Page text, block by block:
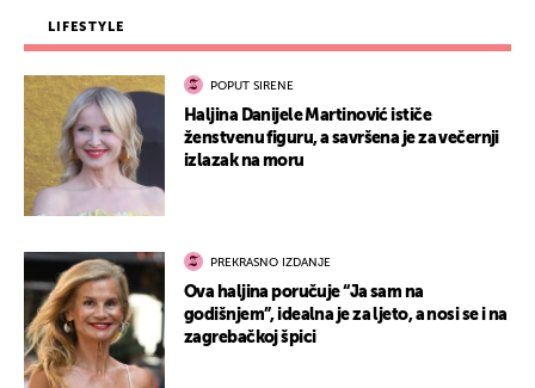
LIFESTYLE
POPUT SIRENE
Haljina Danijele Martinović ističe
ženstvenu figuru, a savršena je za večernji
izlazak na moru
PREKRASNO IZDANJE
Ova haljina poručuje “Ja sam na
godišnjem”, idealna je za ljeto, a nosi se i na
zagrebačkoj špici